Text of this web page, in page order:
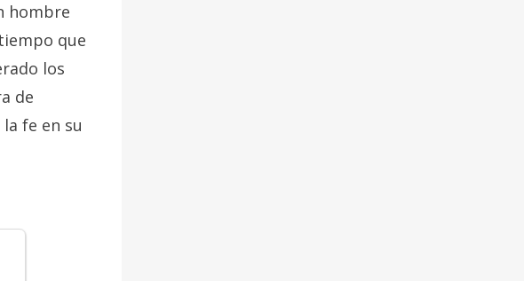
hombre
que
los
de
fe en su